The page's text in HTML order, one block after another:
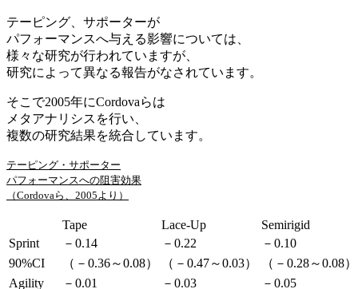
テーピング、サポーターが
パフォーマンスへ与える影響については、
様々な研究が行われていますが、
研究によって異なる報告がなされています。
そこで2005年にCordovaらは
メタアナリシスを行い、
複数の研究結果を統合しています。
テーピング・サポーター
パフォーマンスへの阻害効果
（Cordovaら、2005より）
Tape Lace-Up
Semirigid
Sprint
－0.14 －0.22
－0.10
90%CI
（－0.36～0.08） （－0.47～0.03）
（－0.28～0.08）
Agility
－0.01 －0.03
－0.05